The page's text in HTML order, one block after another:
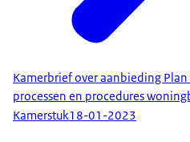
Kamerbrief over aanbieding
processen en procedures
Kamerstuk18-01-2023